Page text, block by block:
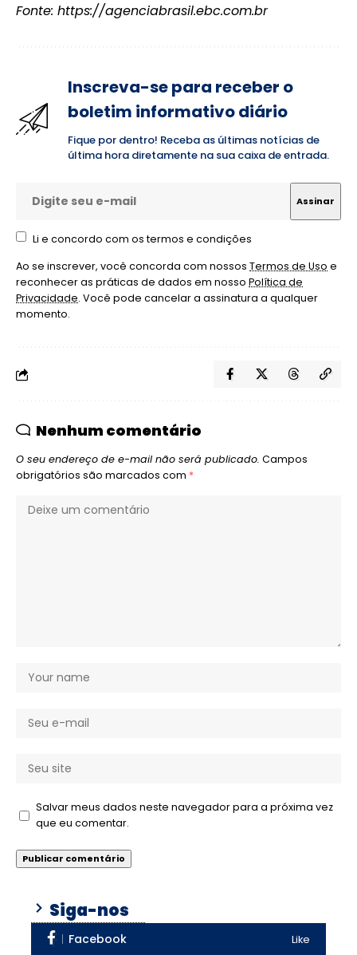
Fonte: https://agenciabrasil.ebc.com.br
Inscreva-se para receber o
boletim informativo diário
Fique por dentro! Receba as últimas notícias de
última hora diretamente na sua caixa de entrada.
Li e concordo com os termos e condições
Ao se inscrever, você concorda com nossos Termos de Usoe
reconhecer as práticas de dados em nosso Política de
Privacidade. Você pode cancelar a assinatura a qualquer
momento.
Nenhum comentário
O seu endereço de e-mail não será publicado. Campos
obrigatórios são marcados com *
Salvar meus dados neste navegador para a próxima vez
que eu comentar.
Siga-nos
Facebook Like